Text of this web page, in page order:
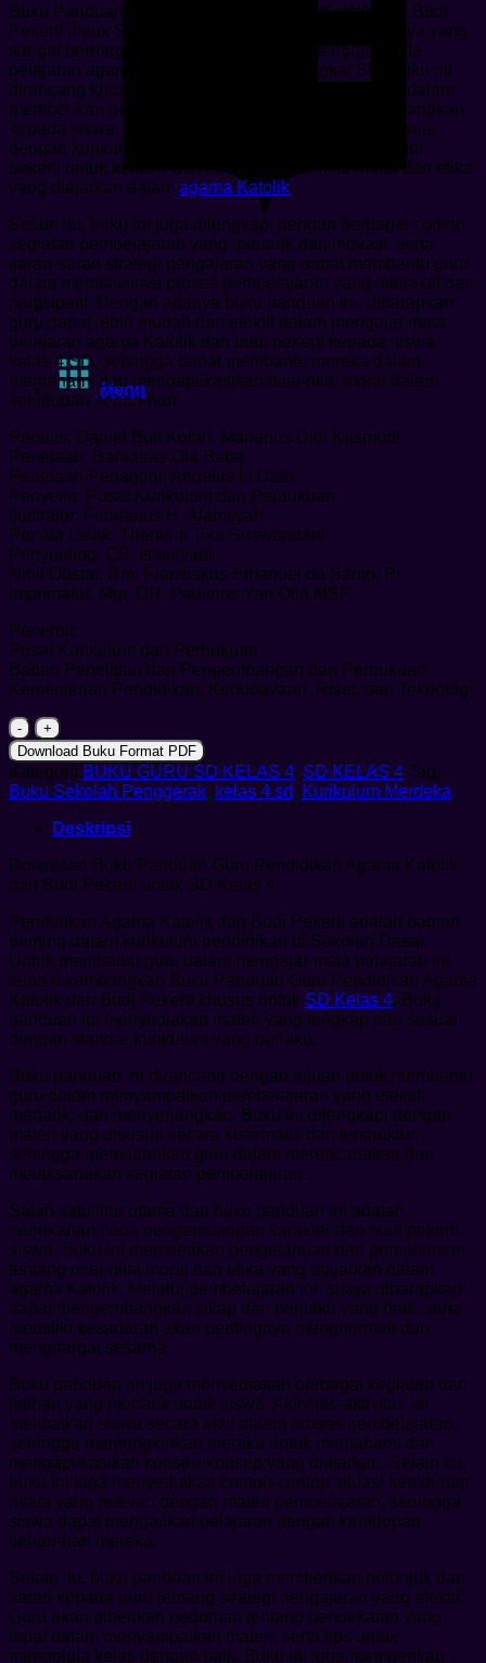
Menu
Buku Panduan Guru Pendidikan Agama Katolik dan Budi
Pekerti untuk SD Kelas 4 adalah sebuah sumber daya yang
sangat berharga bagi para guru dalam mengajar mata
pelajaran agama Katolik dan moral di tingkat SD. Buku ini
dirancang khusus untuk memenuhi kebutuhan guru dalam
memberikan pembelajaran yang efektif dan menyenangkan
kepada siswa. Buku ini berisi materi-materi yang sesuai
dengan kurikulum pendidikan agama Katolik dan budi
pekerti untuk kelas 4 SD, termasuk nilai-nilai moral dan etika
yang diajarkan dalam agama Katolik.
Selain itu, buku ini juga dilengkapi dengan berbagai contoh
kegiatan pembelajaran yang menarik dan inovatif, serta
saran-saran strategi pengajaran yang dapat membantu guru
dalam memfasilitasi proses pembelajaran yang interaktif dan
partisipatif. Dengan adanya buku panduan ini, diharapkan
guru dapat lebih mudah dan efektif dalam mengajar mata
pelajaran agama Katolik dan budi pekerti kepada siswa
kelas 4 SD, sehingga dapat membantu mereka dalam
memahami dan mengaplikasikan nilai-nilai moral dalam
kehidupan sehari-hari.
Penulis: Daniel Boli Kotan, Marianus Didi Kasmudi
Penelaah: Barnabas Ola Baba
Penelaah Pedagogi: Angelus Li Dato
Penyelia: Pusat Kurikulum dan Perbukuan
Ilustrator: Febrianus H. Alamsyah
Penata Letak: Theresia Tika Suswandani
Penyunting: CB. Ismulyadi
Nihil Obstat: Rm. Fransiskus Emanuel da Santo, Pr
Imprimatur: Mgr. DR. Paulinus Yan Olla,MSF
Penerbit:
Pusat Kurikulum dan Perbukuan
Badan Penelitian dan Pengembangan dan Perbukuan
Kementerian Pendidikan, Kebudayaan, Riset, dan Teknologi
Kuantitas
Buku
Panduan
Guru
Pendidikan
Agama
Katolik
dan
Budi
untuk
SD
Kelas
4
Download Buku Format PDF
Kategori: BUKU GURU SD KELAS 4, SD KELAS 4 Tag:
Buku Sekolah Penggerak, kelas 4 sd , Kurikulum Merdeka
Deskripsi
Download Buku Panduan Guru Pendidikan Agama Katolik
dan Budi Pekerti untuk SD Kelas 4
Pendidikan Agama Katolik dan Budi Pekerti adalah bagian
penting dalam kurikulum pendidikan di Sekolah Dasar.
Untuk membantu guru dalam mengajar mata pelajaran ini,
telah dikembangkan Buku Panduan Guru Pendidikan Agama
Katolik dan Budi Pekerti khusus untuk SD Kelas 4. Buku
panduan ini menyediakan materi yang lengkap dan sesuai
dengan standar kurikulum yang berlaku.
Buku panduan ini dirancang dengan tujuan untuk membantu
guru dalam menyampaikan pembelajaran yang efektif,
menarik, dan menyenangkan. Buku ini dilengkapi dengan
materi yang disusun secara sistematis dan terstruktur,
sehingga memudahkan guru dalam merencanakan dan
melaksanakan kegiatan pembelajaran.
Salah satu fitur utama dari buku panduan ini adalah
penekanan pada pengembangan karakter dan budi pekerti
siswa. Buku ini memberikan pengetahuan dan pemahaman
tentang nilai-nilai moral dan etika yang diajarkan dalam
agama Katolik. Melalui pembelajaran ini, siswa diharapkan
dapat mengembangkan sikap dan perilaku yang baik, serta
memiliki kesadaran akan pentingnya menghormati dan
menghargai sesama.
Buku panduan ini juga menyediakan berbagai kegiatan dan
latihan yang menarik untuk siswa. Aktivitas-aktivitas ini
melibatkan siswa secara aktif dalam proses pembelajaran,
sehingga memungkinkan mereka untuk memahami dan
mengaplikasikan konsep-konsep yang diajarkan. Selain itu,
buku ini juga menyediakan contoh-contoh situasi kehidupan
nyata yang relevan dengan materi pembelajaran, sehingga
siswa dapat mengaitkan pelajaran dengan kehidupan
sehari-hari mereka.
Selain itu, buku panduan ini juga memberikan petunjuk dan
saran kepada guru tentang strategi pengajaran yang efektif.
Guru akan diberikan pedoman tentang pendekatan yang
tepat dalam menyampaikan materi, serta tips untuk
mengelola kelas dengan baik. Buku ini juga memberikan